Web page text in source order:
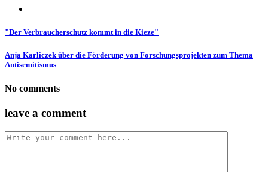
"Der Verbraucherschutz kommt in die Kieze"
Anja Karliczek über die Förderung von Forschungsprojekten zum Thema
Antisemitismus
No comments
leave a comment